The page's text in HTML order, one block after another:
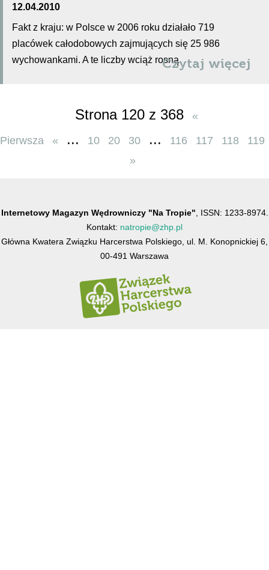
12.04.2010
Fakt z kraju: w Polsce w 2006 roku działało 719
placówek całodobowych zajmujących się 25 986
wychowankami. A te liczby wciąż rosną.Czytaj więcej
Strona 120 z 368 «
Pierwsza « ... 10 20 30 ... 116 117 118
119
»
Internetowy Magazyn Wędrowniczy "Na Tropie" , ISSN: 1233-8974.
Kontakt: natropie@zhp.pl
Główna Kwatera Związku Harcerstwa Polskiego, ul. M. Konopnickiej 6,
00-491 Warszawa